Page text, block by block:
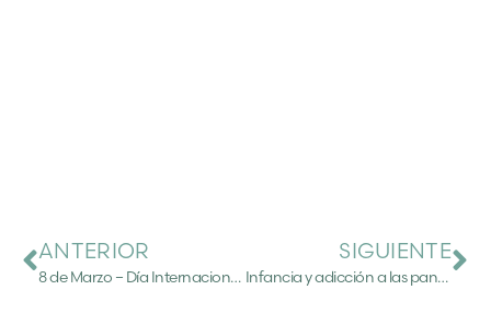
ANTERIOR
8 de Marzo – Día Internacional de la Mujer
SIGUIENTE
Infancia y adicción a las pantallas (parte 2)